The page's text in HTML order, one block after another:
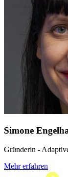
Simone
Gründerin -
Mehr erfahren